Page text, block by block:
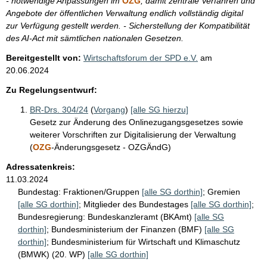
Angebote der öffentlichen Verwaltung endlich vollständig digital
zur Verfügung gestellt werden. - Sicherstellung der Kompatibilität
des AI-Act mit sämtlichen nationalen Gesetzen.
Bereitgestellt von: Wirtschaftsforum der SPD e.V. am
20.06.2024
Zu Regelungsentwurf:
BR-Drs. 304/24 (Vorgang) [alle SG hierzu]
Gesetz zur Änderung des Onlinezugangsgesetzes sowie
weiterer Vorschriften zur Digitalisierung der Verwaltung
(OZG-Änderungsgesetz - OZGÄndG)
Adressatenkreis:
11.03.2024
Bundestag: Fraktionen/Gruppen [alle SG dorthin]; Gremien
[alle SG dorthin]; Mitglieder des Bundestages [alle SG dorthin];
Bundesregierung: Bundeskanzleramt (BKAmt) [alle SG
dorthin]; Bundesministerium der Finanzen (BMF) [alle SG
dorthin]; Bundesministerium für Wirtschaft und Klimaschutz
(BMWK) (20. WP) [alle SG dorthin]